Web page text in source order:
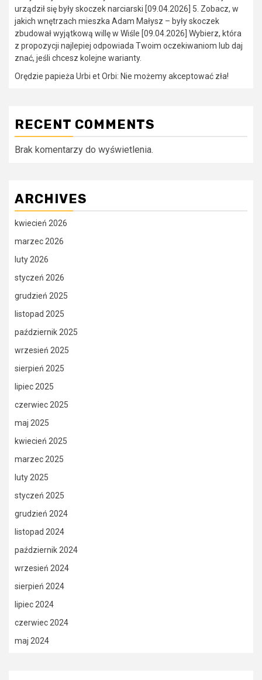
urządził się były skoczek narciarski [09.04.2026] 5. Zobacz, w
jakich wnętrzach mieszka Adam Małysz – były skoczek
zbudował wyjątkową willę w Wiśle [09.04.2026] Wybierz, która
z propozycji najlepiej odpowiada Twoim oczekiwaniom lub daj
znać, jeśli chcesz kolejne warianty.
Orędzie papieża Urbi et Orbi: Nie możemy akceptować zła!
RECENT COMMENTS
Brak komentarzy do wyświetlenia.
ARCHIVES
kwiecień 2026
marzec 2026
luty 2026
styczeń 2026
grudzień 2025
listopad 2025
październik 2025
wrzesień 2025
sierpień 2025
lipiec 2025
czerwiec 2025
maj 2025
kwiecień 2025
marzec 2025
luty 2025
styczeń 2025
grudzień 2024
listopad 2024
październik 2024
wrzesień 2024
sierpień 2024
lipiec 2024
czerwiec 2024
maj 2024